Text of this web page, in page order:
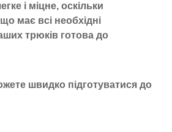
і міцне, оскільки
має всі необхідні
трюків готова до
швидко підготуватися до